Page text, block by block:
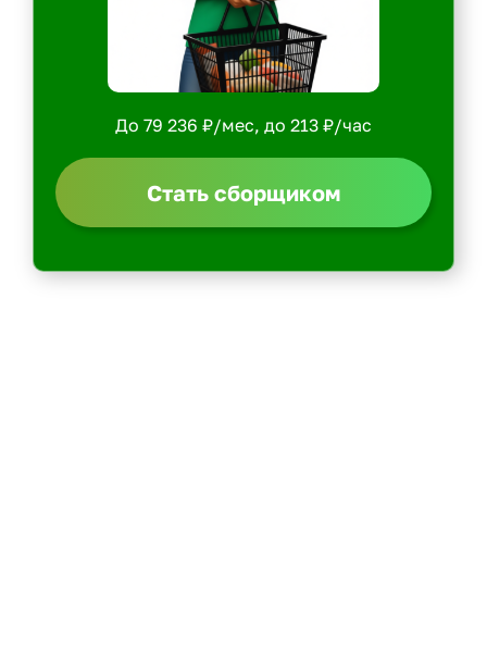
До 79 236 ₽/мес, до 213 ₽/час
Стать сборщиком